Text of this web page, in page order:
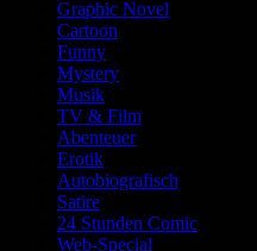
Graphic Novel
Cartoon
Funny
Mystery
Musik
TV & Film
Abenteuer
Erotik
Autobiografisch
Satire
24 Stunden Comic
Web-Special